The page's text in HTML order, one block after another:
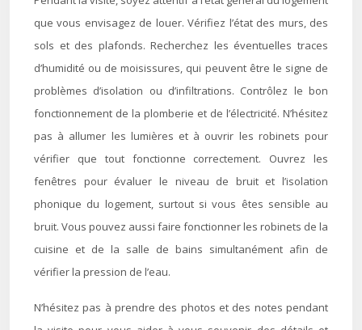
que vous envisagez de louer. Vérifiez l’état des murs, des
sols et des plafonds. Recherchez les éventuelles traces
d’humidité ou de moisissures, qui peuvent être le signe de
problèmes d’isolation ou d’infiltrations. Contrôlez le bon
fonctionnement de la plomberie et de l’électricité. N’hésitez
pas à allumer les lumières et à ouvrir les robinets pour
vérifier que tout fonctionne correctement. Ouvrez les
fenêtres pour évaluer le niveau de bruit et l’isolation
phonique du logement, surtout si vous êtes sensible au
bruit. Vous pouvez aussi faire fonctionner les robinets de la
cuisine et de la salle de bains simultanément afin de
vérifier la pression de l’eau.
N’hésitez pas à prendre des photos et des notes pendant